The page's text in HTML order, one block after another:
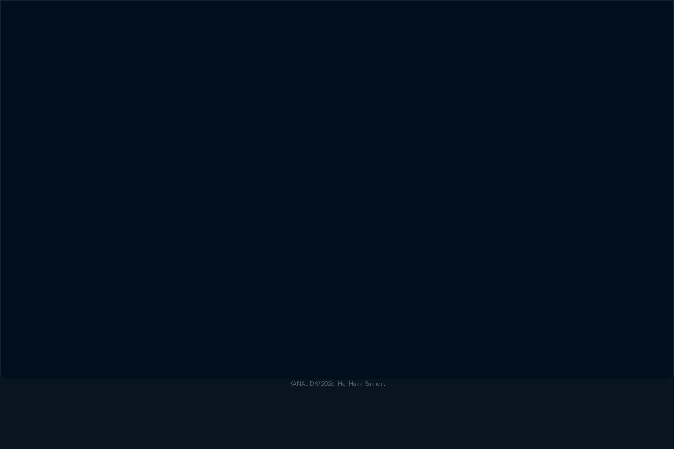
KANAL D © 2026. Her Hakkı Saklıdır.